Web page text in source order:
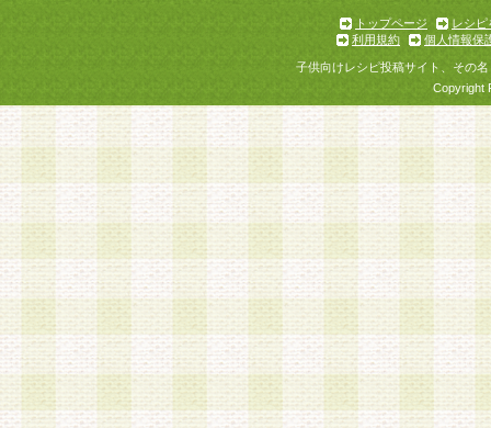
トップページ
レシピ
利用規約
個人情報保
子供向けレシピ投稿サイト、その
Copyright